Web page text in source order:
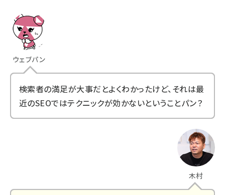
ウェブパン
検索者の満足が大事だとよくわかったけど、それは最
近のSEOではテクニックが効かないということパン？
木村